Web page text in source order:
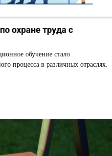
охране труда с
обучение стало
процесса в различных отраслях.